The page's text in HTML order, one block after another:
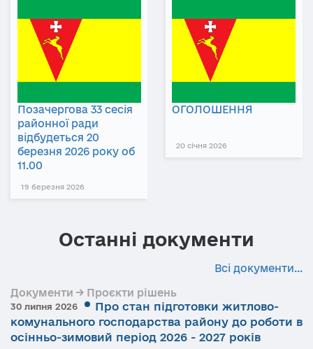
Позачергова 33 сесія
районної ради
відбудеться 20
березня 2026 року об
11.00
19 березня 2026
ОГОЛОШЕННЯ
20 січня 2026
Останні документи
Всі документи...
Документи → Проєкти рішень
30 липня 2026
Про стан підготовки житлово-
комунального господарства району до роботи в
осінньо-зимовий період 2026 - 2027 років